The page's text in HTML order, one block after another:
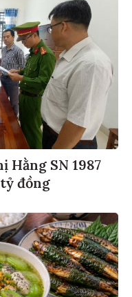
Hằng SN 1987
đồng